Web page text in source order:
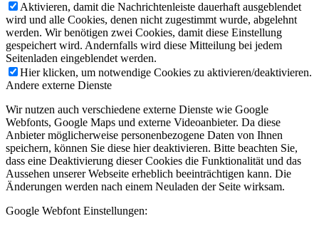
Aktivieren, damit die Nachrichtenleiste dauerhaft ausgeblendet
wird und alle Cookies, denen nicht zugestimmt wurde, abgelehnt
werden. Wir benötigen zwei Cookies, damit diese Einstellung
gespeichert wird. Andernfalls wird diese Mitteilung bei jedem
Seitenladen eingeblendet werden.
Hier klicken, um notwendige Cookies zu aktivieren/deaktivieren.
Andere externe Dienste
Wir nutzen auch verschiedene externe Dienste wie Google
Webfonts, Google Maps und externe Videoanbieter. Da diese
Anbieter möglicherweise personenbezogene Daten von Ihnen
speichern, können Sie diese hier deaktivieren. Bitte beachten Sie,
dass eine Deaktivierung dieser Cookies die Funktionalität und das
Aussehen unserer Webseite erheblich beeinträchtigen kann. Die
Änderungen werden nach einem Neuladen der Seite wirksam.
Google Webfont Einstellungen: